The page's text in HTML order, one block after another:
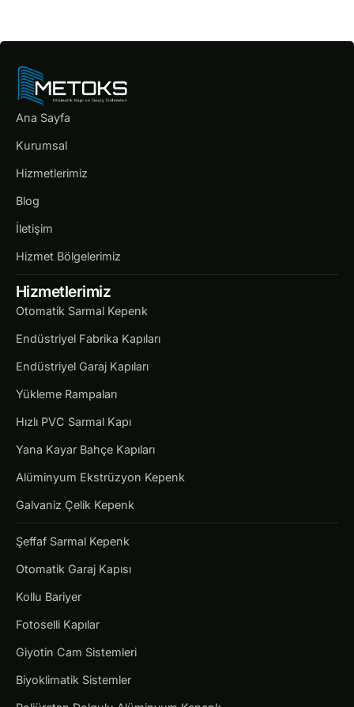
Ana Sayfa
Kurumsal
Hizmetlerimiz
Blog
İletişim
Hizmet Bölgelerimiz
Hizmetlerimiz
Otomatik Sarmal Kepenk
Endüstriyel Fabrika Kapıları
Endüstriyel Garaj Kapıları
Yükleme Rampaları
Hızlı PVC Sarmal Kapı
Yana Kayar Bahçe Kapıları
Alüminyum Ekstrüzyon Kepenk
Galvaniz Çelik Kepenk
Şeffaf Sarmal Kepenk
Otomatik Garaj Kapısı
Kollu Bariyer
Fotoselli Kapılar
Giyotin Cam Sistemleri
Biyoklimatik Sistemler